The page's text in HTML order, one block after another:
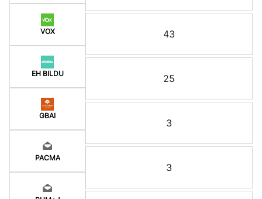
VOX
EH BILDU
GBAI
PACMA
43
25
3
3